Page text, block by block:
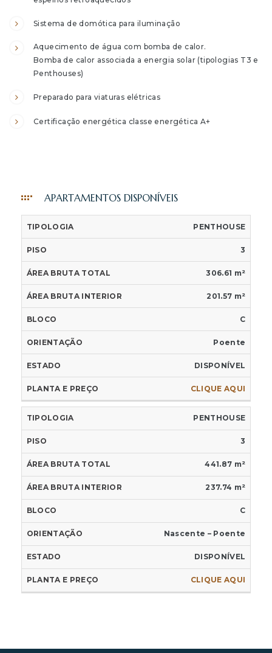
Sistema de domótica para iluminação
Aquecimento de água com bomba de calor.
Bomba de calor associada a energia solar(tipologias T3 e
Penthouses)
Preparado para viaturas elétricas
Certificação energética classe energética A+
APARTAMENTOS DISPONÍVEIS
TIPOLOGIA PISO
BRUTA
ÁREA
BRUTA
BLOCO
PENTHOUSE
3
306.61 m²
201.57 m²
C
Poente
DISPONÍVEL
CLIQUE AQUI
PENTHOUSE
3
441.87 m²
237.74 m²
C
Nascente – Poente
DISPONÍVEL
CLIQUE AQUI